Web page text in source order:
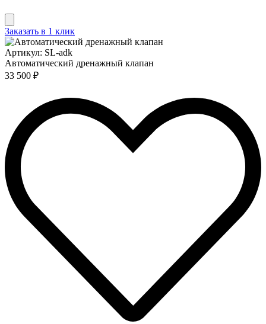
Заказать в 1 клик
Артикул: SL-adk
Автоматический дренажный клапан
33 500 ₽